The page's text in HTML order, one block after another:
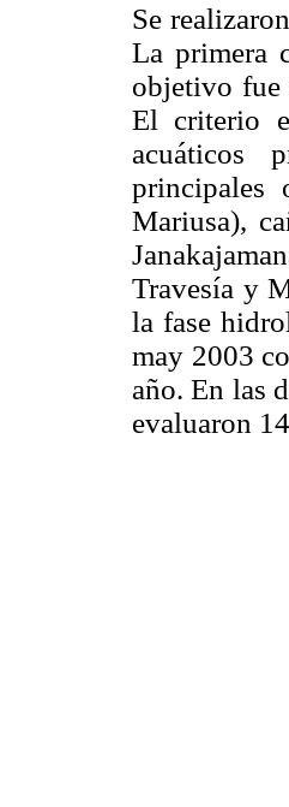
Se
La primera
objetivo fue
El criterio
acuáticos
principales
Mariusa),
Travesía y
la fase
may 2003
año. En las
evaluaron